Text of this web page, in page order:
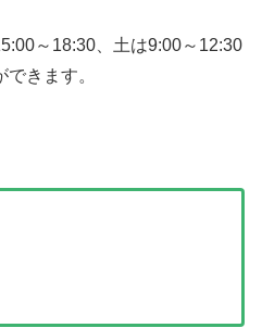
～18:30、土は9:00～12:30
きます。